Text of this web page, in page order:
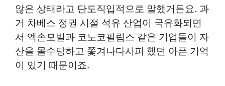
않은 상태라고 단도직입적으로 말했거든요. 과
거 차베스 정권 시절 석유 산업이 국유화되면
서 엑손모빌과 코노코필립스 같은 기업들이 자
산을 몰수당하고 쫓겨나다시피 했던 아픈 기억
이 있기 때문이죠.